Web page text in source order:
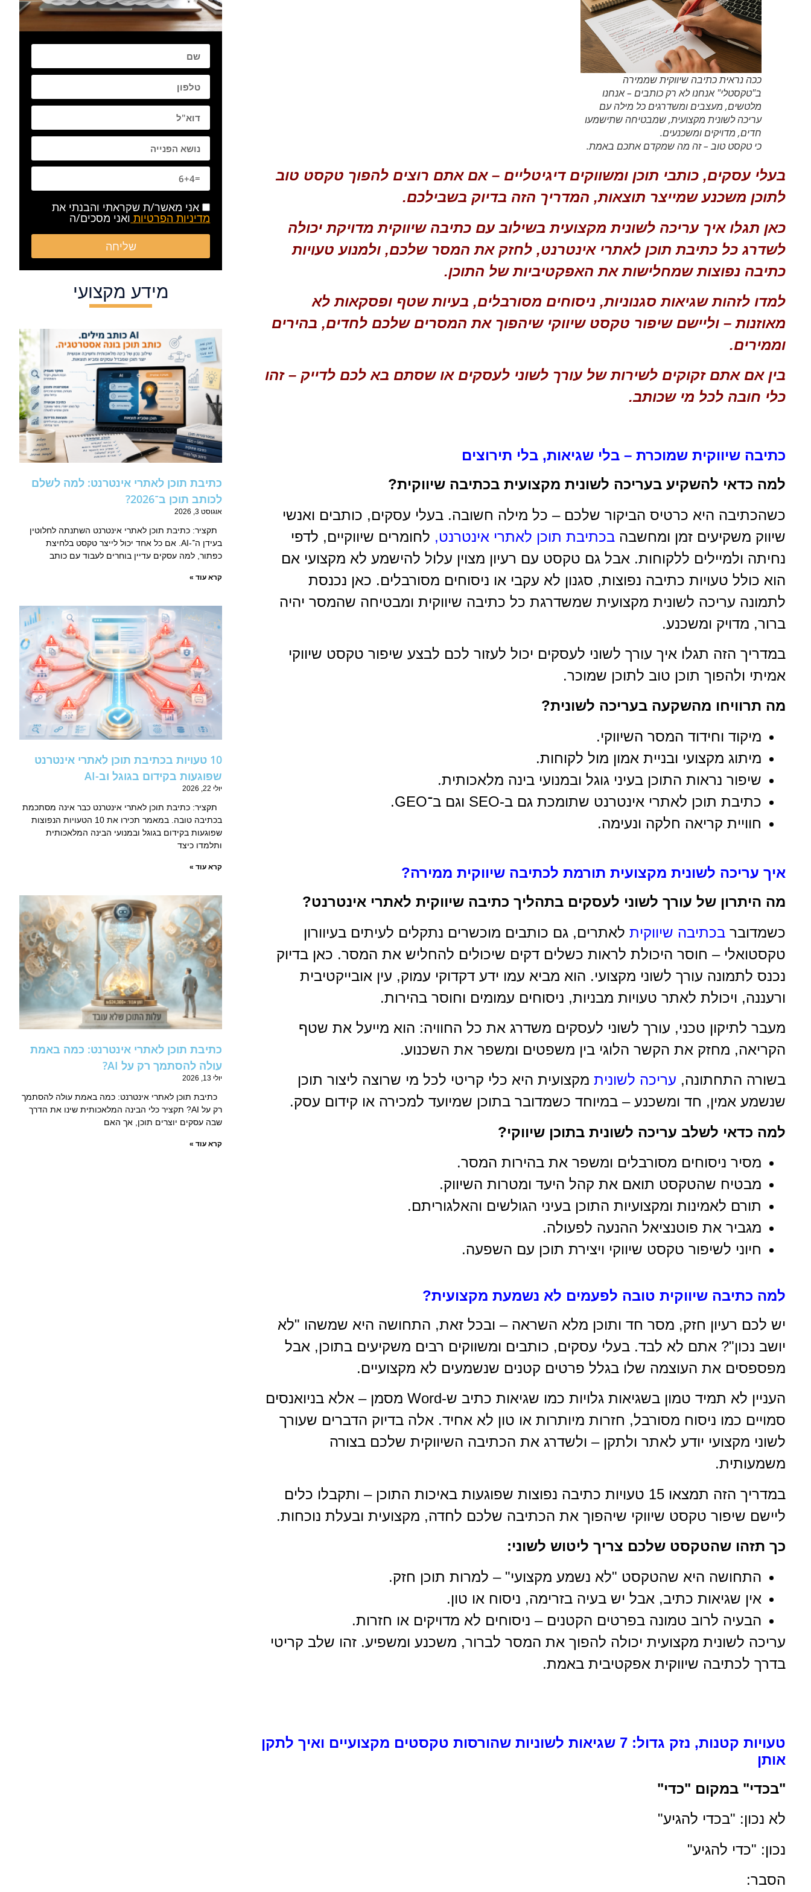
ככה נראית כתיבה שיווקית שממירה
ב"טקסטלי" אנחנו לא רק כותבים – אנחנו
מלטשים, מעצבים ומשדרגים כל מילה עם
עריכה לשונית מקצועית, שמבטיחה שתישמעו
חדים, מדויקים ומשכנעים.
כי טקסט טוב – זה מה שמקדם אתכם באמת.
בעלי עסקים, כותבי תוכן ומשווקים דיגיטליים – אם אתם רוצים להפוך טקסט טוב
לתוכן משכנע שמייצר תוצאות, המדריך הזה בדיוק בשבילכם.
כאן תגלו איך עריכה לשונית מקצועית בשילוב עם כתיבה שיווקית מדויקת יכולה
לשדרג כל כתיבת תוכן לאתרי אינטרנט, לחזק את המסר שלכם, ולמנוע טעויות
כתיבה נפוצות שמחלישות את האפקטיביות של התוכן.
למדו לזהות שגיאות סגנוניות, ניסוחים מסורבלים, בעיות שטף ופסקאות לא
מאוזנות – וליישם שיפור טקסט שיווקי שיהפוך את המסרים שלכם לחדים, בהירים
וממירים.
בין אם אתם זקוקים לשירות של עורך לשוני לעסקים או שסתם בא לכם לדייק – זהו
כלי חובה לכל מי שכותב.
כתיבה שיווקית שמוכרת – בלי שגיאות, בלי תירוצים
למה כדאי להשקיע בעריכה לשונית מקצועית בכתיבה שיווקית?
כשהכתיבה היא כרטיס הביקור שלכם – כל מילה חשובה. בעלי עסקים, כותבים ואנשי
שיווק משקיעים זמן ומחשבה בכתיבת תוכן לאתרי אינטרנט, לחומרים שיווקיים, לדפי
נחיתה ולמיילים ללקוחות. אבל גם טקסט עם רעיון מצוין עלול להישמע לא מקצועי אם
הוא כולל טעויות כתיבה נפוצות, סגנון לא עקבי או ניסוחים מסורבלים. כאן נכנסת
לתמונה עריכה לשונית מקצועית שמשדרגת כל כתיבה שיווקית ומבטיחה שהמסר יהיה
ברור, מדויק ומשכנע.
במדריך הזה תגלו איך עורך לשוני לעסקים יכול לעזור לכם לבצע שיפור טקסט שיווקי
אמיתי ולהפוך תוכן טוב לתוכן שמוכר.
מה תרוויחו מהשקעה בעריכה לשונית?
מיקוד וחידוד המסר השיווקי.
מיתוג מקצועי ובניית אמון מול לקוחות.
שיפור נראות התוכן בעיני גוגל ובמנועי בינה מלאכותית.
כתיבת תוכן לאתרי אינטרנט שתומכת גם ב-SEO וגם ב־GEO.
חוויית קריאה חלקה ונעימה.
איך עריכה לשונית מקצועית תורמת לכתיבה שיווקית ממירה?
מה היתרון של עורך לשוני לעסקים בתהליך כתיבה שיווקית לאתרי אינטרנט?
כשמדובר בכתיבה שיווקית לאתרים, גם כותבים מוכשרים נתקלים לעיתים בעיוורון
טקסטואלי – חוסר היכולת לראות כשלים דקים שיכולים להחליש את המסר. כאן בדיוק
נכנס לתמונה עורך לשוני מקצועי. הוא מביא עמו ידע דקדוקי עמוק, עין אובייקטיבית
ורעננה, ויכולת לאתר טעויות מבניות, ניסוחים עמומים וחוסר בהירות.
מעבר לתיקון טכני, עורך לשוני לעסקים משדרג את כל החוויה: הוא מייעל את שטף
הקריאה, מחזק את הקשר הלוגי בין משפטים ומשפר את השכנוע.
בשורה התחתונה, עריכה לשונית מקצועית היא כלי קריטי לכל מי שרוצה ליצור תוכן
שנשמע אמין, חד ומשכנע – במיוחד כשמדובר בתוכן שמיועד למכירה או קידום עסק.
למה כדאי לשלב עריכה לשונית בתוכן שיווקי?
מסיר ניסוחים מסורבלים ומשפר את בהירות המסר.
מבטיח שהטקסט תואם את קהל היעד ומטרות השיווק.
תורם לאמינות ומקצועיות התוכן בעיני הגולשים והאלגוריתם.
מגביר את פוטנציאל ההנעה לפעולה.
חיוני לשיפור טקסט שיווקי ויצירת תוכן עם השפעה.
למה כתיבה שיווקית טובה לפעמים לא נשמעת מקצועית?
יש לכם רעיון חזק, מסר חד ותוכן מלא השראה – ובכל זאת, התחושה היא שמשהו "לא
יושב נכון"? אתם לא לבד. בעלי עסקים, כותבים ומשווקים רבים משקיעים בתוכן, אבל
מפספסים את העוצמה שלו בגלל פרטים קטנים שנשמעים לא מקצועיים.
העניין לא תמיד טמון בשגיאות גלויות כמו שגיאות כתיב ש-Word מסמן – אלא בניואנסים
סמויים כמו ניסוח מסורבל, חזרות מיותרות או טון לא אחיד. אלה בדיוק הדברים שעורך
לשוני מקצועי יודע לאתר ולתקן – ולשדרג את הכתיבה השיווקית שלכם בצורה
משמעותית.
במדריך הזה תמצאו 15 טעויות כתיבה נפוצות שפוגעות באיכות התוכן – ותקבלו כלים
ליישם שיפור טקסט שיווקי שיהפוך את הכתיבה שלכם לחדה, מקצועית ובעלת נוכחות.
כך תזהו שהטקסט שלכם צריך ליטוש לשוני:
התחושה היא שהטקסט "לא נשמע מקצועי" – למרות תוכן חזק.
אין שגיאות כתיב, אבל יש בעיה בזרימה, ניסוח או טון.
הבעיה לרוב טמונה בפרטים הקטנים – ניסוחים לא מדויקים או חזרות.
עריכה לשונית מקצועית יכולה להפוך את המסר לברור, משכנע ומשפיע. זהו שלב קריטי
בדרך לכתיבה שיווקית אפקטיבית באמת.
טעויות קטנות, נזק גדול: 7 שגיאות לשוניות שהורסות טקסטים מקצועיים ואיך לתקן
אותן
"בכדי" במקום "כדי"
לא נכון: "בכדי להגיע"
נכון: "כדי להגיע"
הסבר:
אני מאשר/ת שקראתי והבנתי את
מדיניות הפרטיות ואני מסכים/ה
שליחה
מידע מקצועי
כתיבת תוכן לאתרי אינטרנט: למה לשלם
לכותב תוכן ב־2026?
אוגוסט 3, 2026
תקציר: כתיבת תוכן לאתרי אינטרנט השתנתה לחלוטין
בעידן ה־-AI. אם כל אחד יכול לייצר טקסט בלחיצת
כפתור, למה עסקים עדיין בוחרים לעבוד עם כותב
קרא עוד »
10 טעויות בכתיבת תוכן לאתרי אינטרנט
שפוגעות בקידום בגוגל וב-AI
יולי 22, 2026
תקציר: כתיבת תוכן לאתרי אינטרנט כבר אינה מסתכמת
בכתיבה טובה. במאמר תכירו את 10 הטעויות הנפוצות
שפוגעות בקידום בגוגל ובמנועי הבינה המלאכותית
ותלמדו כיצד
קרא עוד »
כתיבת תוכן לאתרי אינטרנט: כמה באמת
עולה להסתמך רק על AI?
יולי 13, 2026
כתיבת תוכן לאתרי אינטרנט: כמה באמת עולה להסתמך
רק על AI? תקציר כלי הבינה המלאכותית שינו את הדרך
שבה עסקים יוצרים תוכן, אך האם
קרא עוד »